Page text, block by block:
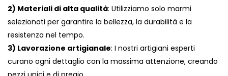
2) Materiali di alta qualità: Utilizziamo solo marmi
selezionati per garantire la bellezza, la durabilità e la
resistenza nel tempo.
3) Lavorazione artigianale: I nostri artigiani esperti
curano ogni dettaglio con la massima attenzione, creando